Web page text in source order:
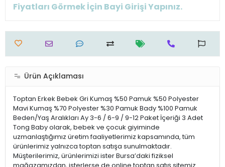
Fiyatları Görmek İçin Bayi Girişi Yapınız.
Ürün Açıklaması
Toptan Erkek Bebek Gri Kumaş %50 Pamuk %50 Polyester
Mavi Kumaş %70 Polyester %30 Pamuk Bady %100 Pamuk
Beden/Yaş Aralıkları Ay 3-6 / 6-9 / 9-12 Paket İçeriği 3 Adet
Tong Baby olarak, bebek ve çocuk giyiminde
uzmanlaştığımız üretim faaliyetlerimiz kapsamında, tüm
ürünlerimiz yalnızca toptan satışa sunulmaktadır.
Müşterilerimiz, ürünlerimizi ister Bursa’daki fiziksel